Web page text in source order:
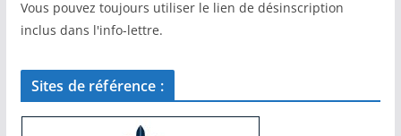
Vous pouvez toujours utiliser le lien de désinscription
inclus dans l'info-lettre.
Sites de référence :